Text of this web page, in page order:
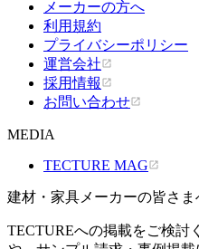
メーカーの方へ
利用規約
プライバシーポリシー
運営会社
採用情報
お問い合わせ
MEDIA
TECTURE MAG
建材・家具メーカーの皆さま
TECTUREへの掲載をご検討